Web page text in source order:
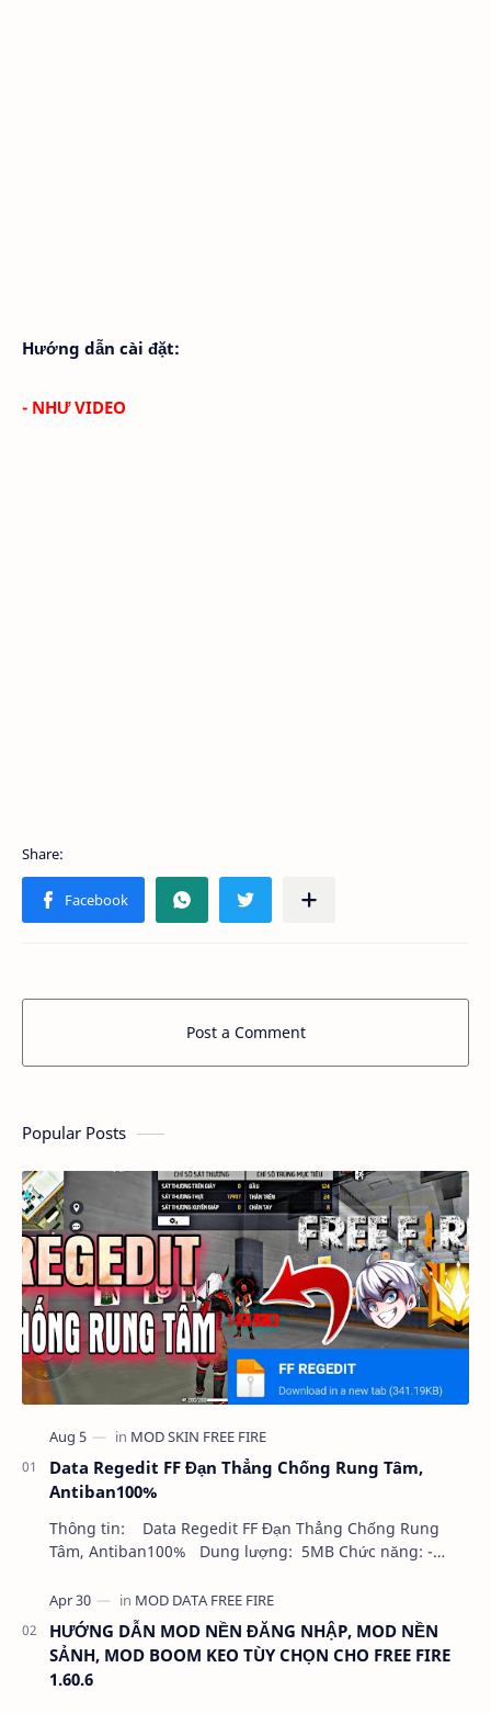
Hướng dẫn cài đặt:
- NHƯ VIDEO
Post a Comment
Popular Posts
Data Regedit FF Đạn Thẳng Chống Rung Tâm,
Antiban100%
Thông tin: Data Regedit FF Đạn Thẳng Chống Rung
Tâm, Antiban100% Dung lượng: 5MB Chức năng: -
HƯỚNG DẪN MOD NỀN ĐĂNG NHẬP, MOD NỀN
SẢNH, MOD BOOM KEO TÙY CHỌN CHO FREE FIRE
1.60.6